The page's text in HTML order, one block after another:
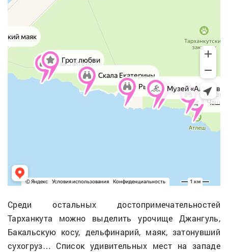
Среди остальных достопримечательностей
Тарханкута можно выделить урочище Джангуль,
Бакальскую косу, дельфинарий, маяк, затонувший
сухогруз… Список удивительных мест на западе